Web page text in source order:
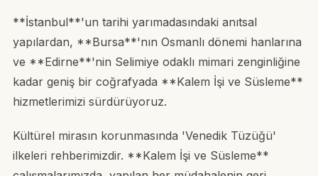
**İstanbul**'un tarihi yarımadasındaki anıtsal
yapılardan, **Bursa**'nın Osmanlı dönemi hanlarına
ve **Edirne**'nin Selimiye odaklı mimari zenginliğine
kadar geniş bir coğrafyada **Kalem İşi ve Süsleme**
hizmetlerimizi sürdürüyoruz.
Kültürel mirasın korunmasında 'Venedik Tüzüğü'
ilkeleri rehberimizdir. **Kalem İşi ve Süsleme**